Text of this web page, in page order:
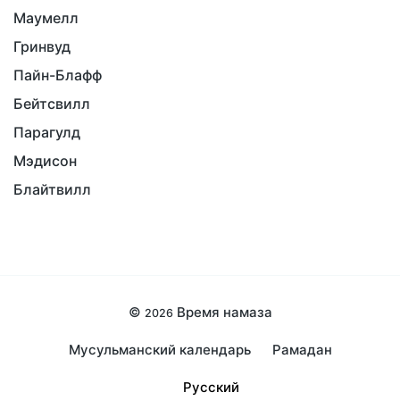
Маумелл
Гринвуд
Пайн-Блафф
Бейтсвилл
Парагулд
Мэдисон
Блайтвилл
© 2026 Время намаза
Мусульманский календарь Рамадан
Русский